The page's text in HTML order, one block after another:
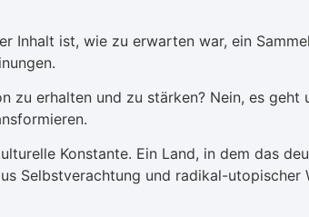
Inhalt ist, wie zu erwarten war, ein
zu erhalten und zu stärken? Nein, es geht
Konstante. Ein Land, in dem das
Selbstverachtung und radikal-utopischer